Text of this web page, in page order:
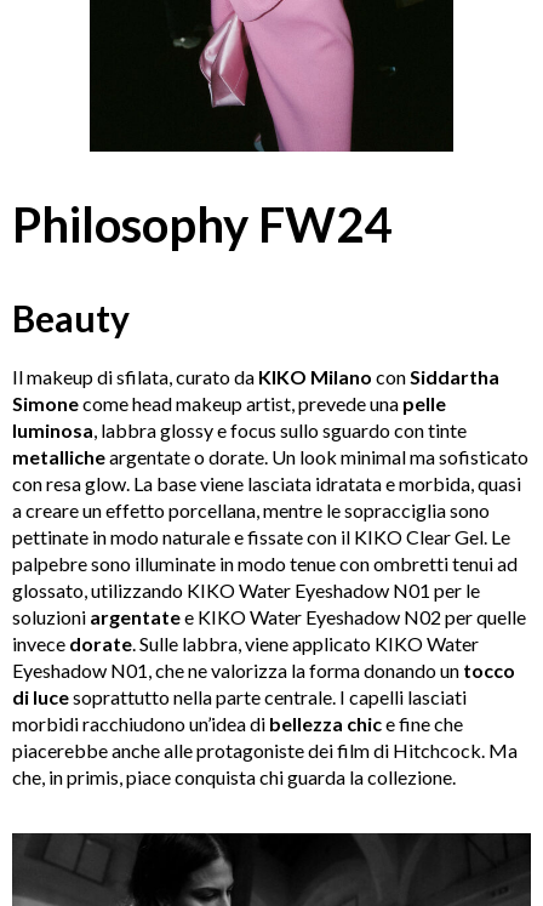
Philosophy FW24
Beauty
Il makeup di sfilata, curato da KIKO Milano conSiddartha
Simonecome head makeup artist, prevede una pelle
luminosa, labbra glossy e focus sullo sguardo con tinte
metallicheargentate o dorate. Un look minimal ma sofisticato
con resa glow. La base viene lasciata idratata e morbida, quasi
a creare un effetto porcellana, mentre le sopracciglia sono
pettinate in modo naturale e fissate con il KIKO Clear Gel. Le
palpebre sono illuminate in modo tenue con ombretti tenui ad
glossato, utilizzando KIKO Water Eyeshadow N01 per le
soluzioni argentatee KIKO Water Eyeshadow N02 per quelle
invece dorate. Sulle labbra, viene applicato KIKO Water
Eyeshadow N01, che ne valorizza la forma donando un tocco
di lucesoprattutto nella parte centrale. I capelli lasciati
morbidi racchiudono un’idea di bellezza chice fine che
piacerebbe anche alle protagoniste dei film di Hitchcock. Ma
che, in primis, piace conquista chi guarda la collezione.